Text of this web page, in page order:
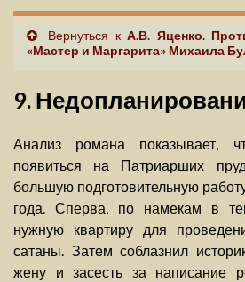
Вернуться кА.В. Яценко.
«Мастер и Маргарита» Михаила
9.
Анализ романа показывает,
появиться на Патриарших
большую подготовительную
года. Сперва, по намекам в
нужную квартиру для
сатаны. Затем соблазнил
жену и засесть за написание